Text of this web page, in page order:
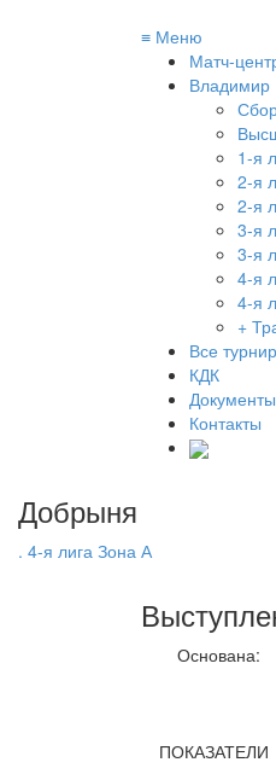
≡ Меню
Матч-
Владимир
1-я
2-я
2-я
3-я
3-я
4-я
4-я
+
Все
КДК
Документы
Контакты
Добрыня
. 4-я лига Зона А
Основана:
ПОКАЗАТЕЛИ